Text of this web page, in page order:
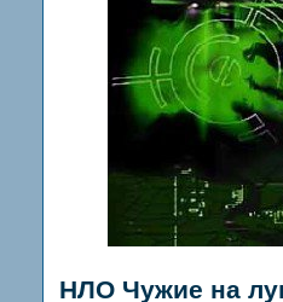
НЛО Чужие на